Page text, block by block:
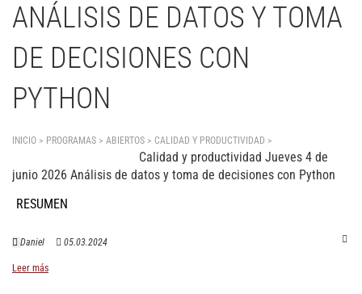
ANÁLISIS DE DATOS Y TOMA
DE DECISIONES CON
PYTHON
INICIO > PROGRAMAS > ABIERTOS > CALIDAD Y PRODUCTIVIDAD >
Calidad y productividad Jueves 4 de
junio 2026 Análisis de datos y toma de decisiones con Python
RESUMEN
Daniel 05.03.2024
Leer más